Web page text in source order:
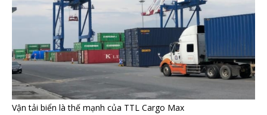
Vận tải biển là thế mạnh của TTL Cargo Max